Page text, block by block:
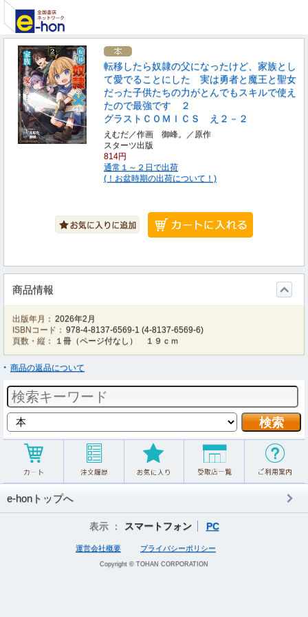
転移したら奴隷の父になったけど、家族とし
て愛でることにした 実は勇者と魔王と聖女
だった子供たちの力がとんでもスキルで使え
たので最強です ２
グラストＣＯＭＩＣＳ え２－２
えむだ／作画 御峰。／原作
スターツ出版
814円
通常１～２日で出荷
(！お盆時期の出荷について！)
商品情報
出版年月： 2026年2月
ISBNコード： 978-4-8137-6569-1 (4-8137-6569-6)
頁数・縦：
１冊（ページ付なし） １９ｃｍ
商品の返品について
e-honトップへ
表示 ： スマートフォン PC
運営会社概要 プライバシーポリシー
Copyright © TOHAN CORPORATION